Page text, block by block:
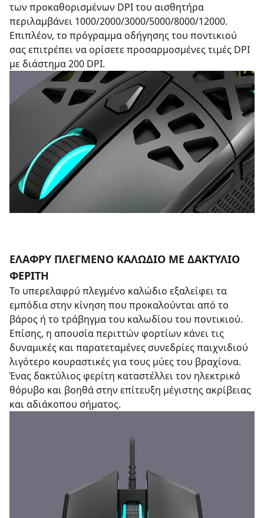
των προκαθορισμένων DPI του αισθητήρα
περιλαμβάνει 1000/2000/3000/5000/8000/12000.
Επιπλέον, το πρόγραμμα οδήγησης του ποντικιού
σας επιτρέπει να ορίσετε προσαρμοσμένες τιμές DPI
με διάστημα 200 DPI.
ΕΛΑΦΡΎ ΠΛΕΓΜΈΝΟ ΚΑΛΏΔΙΟ ΜΕ ΔΑΚΤΎΛΙΟ
ΦΕΡΊΤΗ
Το υπερελαφρύ πλεγμένο καλώδιο εξαλείφει τα
εμπόδια στην κίνηση που προκαλούνται από το
βάρος ή το τράβηγμα του καλωδίου του ποντικιού.
Επίσης, η απουσία περιττών φορτίων κάνει τις
δυναμικές και παρατεταμένες συνεδρίες παιχνιδιού
λιγότερο κουραστικές για τους μύες του βραχίονα.
Ένας δακτύλιος φερίτη καταστέλλει τον ηλεκτρικό
θόρυβο και βοηθά στην επίτευξη μέγιστης ακρίβειας
και αδιάκοπου σήματος.